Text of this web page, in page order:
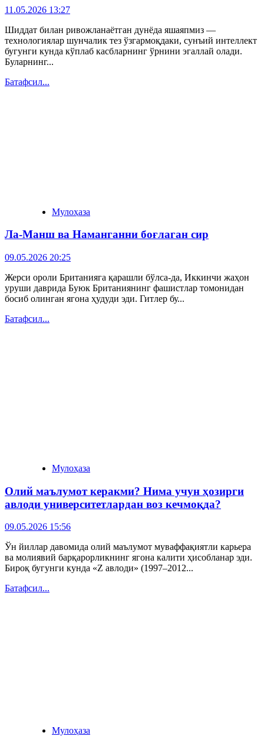
11.05.2026 13:27
Шиддат билан ривожланаётган дунёда яшаяпмиз —
технологиялар шунчалик тез ўзгармоқдаки, сунъий интеллект
бугунги кунда кўплаб касбларнинг ўрнини эгаллай олади.
Буларнинг...
Батафсил...
Мулоҳаза
Ла-Манш ва Наманганни боғлаган сир
09.05.2026 20:25
Жерси ороли Британияга қарашли бўлса-да, Иккинчи жаҳон
уруши даврида Буюк Британиянинг фашистлар томонидан
босиб олинган ягона ҳудуди эди. Гитлер бу...
Батафсил...
Мулоҳаза
Олий маълумот керакми? Нима учун ҳозирги
авлоди университетлардан воз кечмоқда?
09.05.2026 15:56
Ўн йиллар давомида олий маълумот муваффақиятли карьера
ва молиявий барқарорликнинг ягона калити ҳисобланар эди.
Бироқ бугунги кунда «Z авлоди» (1997–2012...
Батафсил...
Мулоҳаза